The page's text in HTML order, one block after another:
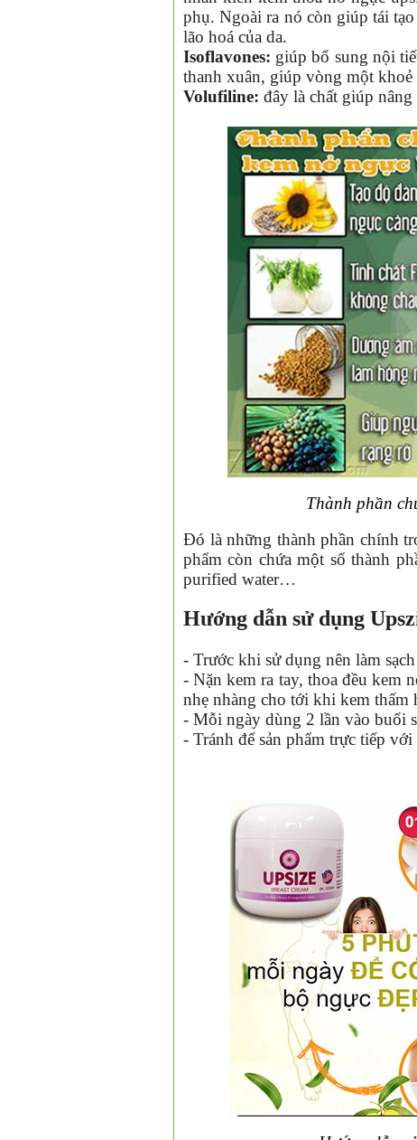
phụ. Ngoài ra nó còn giúp tái
lão hoá của da.
Isoflavones: giúp bổ sung nội
thanh xuân, giúp vòng một khoẻ
Volufiline: đây là chất giúp
Thành phần
Đó là những thành phần chính
phẩm còn chứa một số thành
purified water…
Hướng dẫn sử dụng
- Trước khi sử dụng nên làm
- Nặn kem ra tay, thoa đều kem
nhẹ nhàng cho tới khi kem thấm
- Mỗi ngày dùng 2 lần vào buổi
- Tránh để sản phẩm trực tiếp